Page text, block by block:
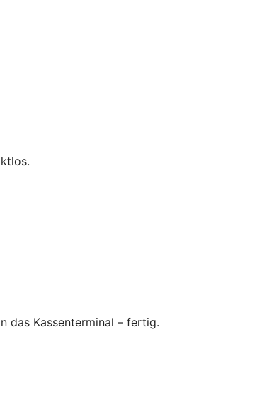
das Kassenterminal – fertig.